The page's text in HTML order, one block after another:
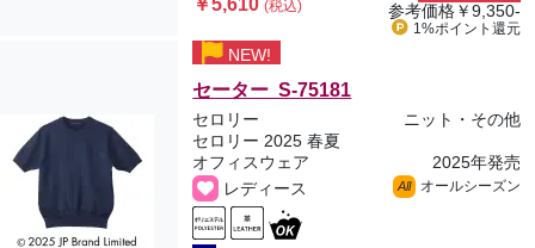
￥5,610(税込) 参考価格￥9,350-
1%ポイント 還元
NEW!
セーター S-75181
セロリー
ニット・その他
セロリー 2025 春夏
オフィスウェア
2025年発売
レディース
All オールシーズン